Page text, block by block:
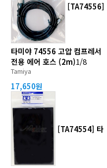
[TA74556]
타미야 74556 고압 컴프레서
전용 에어 호스 (2m)1/8
Tamiya
17,650원
[TA74554] 타